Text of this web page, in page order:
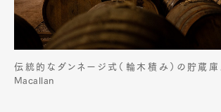
伝統的なダンネージ式（輪木積み）の貯蔵
Macallan